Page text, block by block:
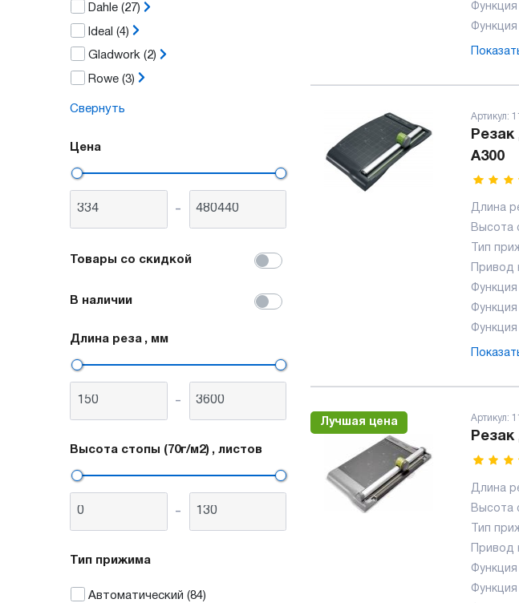
Dahle (27)
Ideal (4)
Gladwork (2)
Rowe (3)
Свернуть
Цена
-
Товары со скидкой
В наличии
Длина реза , мм
-
Высота стопы (70г/м2) , листов
-
Тип прижима
Автоматический (84)
Функция
Артикул:
A300
Длина
Высота
Тип
Привод
Функция
Лучшая цена Артикул:
Длина
Высота
Тип
Привод
Функция